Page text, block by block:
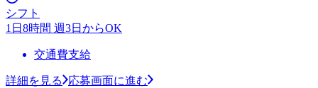
シフト
1日8時間 週3日からOK
交通費支給
詳細を見る
応募画面に進む